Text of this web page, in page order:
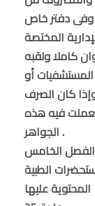
وفى دفتر خاص
المختصة
كاملا ولقبه
أو
كان الصرف
فيه هذه
الجواهر .
الفصل الخامس
الطبية
المحتوية عليها